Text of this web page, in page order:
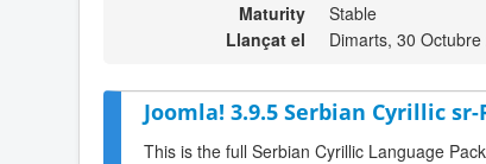
Maturity
Stable
Llançat el
Dimarts, 30
Joomla! 3.9.5 Serbian Cyrillic sr-
This is the full Serbian Cyrillic Language